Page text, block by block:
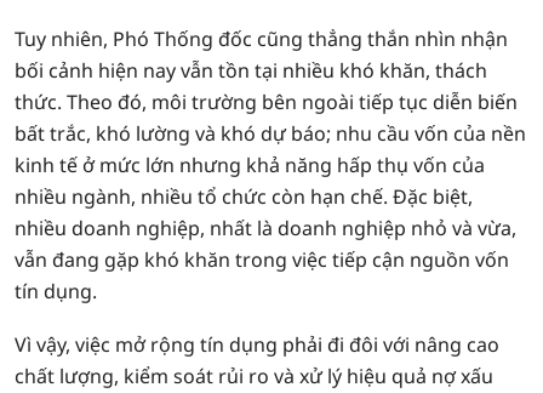
Tuy nhiên, Phó Thống đốc cũng thẳng thắn nhìn nhận
bối cảnh hiện nay vẫn tồn tại nhiều khó khăn, thách
thức. Theo đó, môi trường bên ngoài tiếp tục diễn biến
bất trắc, khó lường và khó dự báo; nhu cầu vốn của nền
kinh tế ở mức lớn nhưng khả năng hấp thụ vốn của
nhiều ngành, nhiều tổ chức còn hạn chế. Đặc biệt,
nhiều doanh nghiệp, nhất là doanh nghiệp nhỏ và vừa,
vẫn đang gặp khó khăn trong việc tiếp cận nguồn vốn
tín dụng.
Vì vậy, việc mở rộng tín dụng phải đi đôi với nâng cao
chất lượng, kiểm soát rủi ro và xử lý hiệu quả nợ xấu